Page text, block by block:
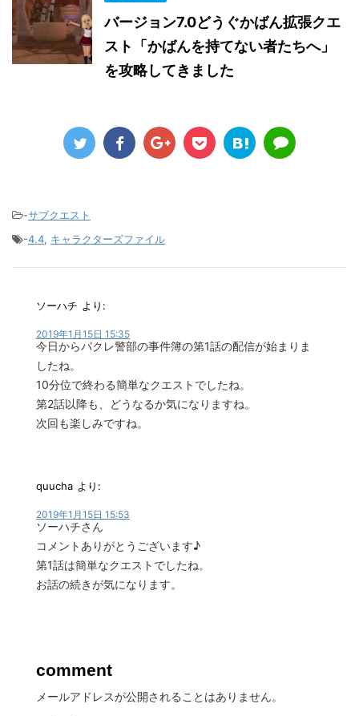
バージョン7.0どうぐかばん拡張クエ
スト「かばんを持てない者たちへ」
を攻略してきました
-サブクエスト
-4.4, キャラクターズファイル
ソーハチ より:
2019年1月15日 15:35
今日からパクレ警部の事件簿の第1話の配信が始まりま
したね。
10分位で終わる簡単なクエストでしたね。
第2話以降も、どうなるか気になりますね。
次回も楽しみですね。
quucha より:
2019年1月15日 15:53
ソーハチさん
コメントありがとうございます♪
第1話は簡単なクエストでしたね。
お話の続きが気になります。
comment
メールアドレスが公開されることはありません。